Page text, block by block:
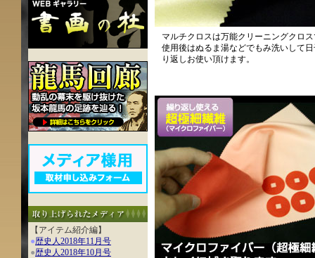
【アイテム紹介編】
●歴史人2018年11月号
●歴史人2018年10月号
マルチクロスは万能クリーニングクロ
使用後はぬるま湯などでもみ洗いして
り返しお使い頂けます。